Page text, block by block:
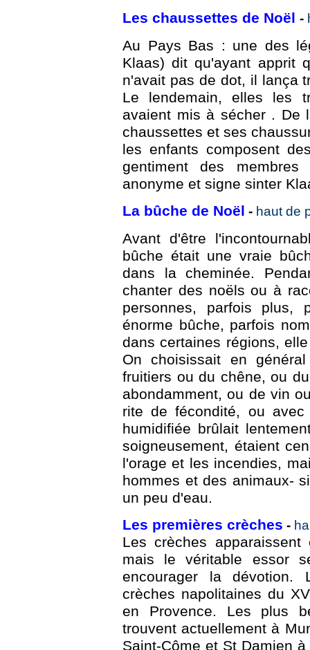
Les chaussettes de Noël -
Au Pays Bas : une des
Klaas) dit qu'ayant apprit
n'avait pas de dot, il lança
Le lendemain, elles les
avaient mis à sécher . De
chaussettes et ses
les enfants composent
gentiment des
anonyme et signe sinter
La bûche de Noël - haut de
Avant d'être
bûche était une vraie
dans la cheminée.
chanter des noëls ou à
personnes, parfois plus,
énorme bûche, parfois
dans certaines régions,
On choisissait en
fruitiers ou du chêne, ou
abondamment, ou de vin
rite de fécondité, ou
humidifiée brûlait
soigneusement, étaient
l'orage et les incendies,
hommes et des animaux-
un peu d'eau.
Les premières crèches -
Les crèches
mais le véritable essor
encourager la dévotion.
crèches napolitaines du
en Provence. Les plus
trouvent actuellement à
Saint-Côme et St Damien